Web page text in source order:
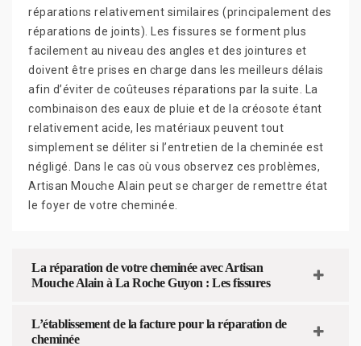
réparations relativement similaires (principalement des
réparations de joints). Les fissures se forment plus
facilement au niveau des angles et des jointures et
doivent être prises en charge dans les meilleurs délais
afin d’éviter de coûteuses réparations par la suite. La
combinaison des eaux de pluie et de la créosote étant
relativement acide, les matériaux peuvent tout
simplement se déliter si l’entretien de la cheminée est
négligé. Dans le cas où vous observez ces problèmes,
Artisan Mouche Alain peut se charger de remettre état
le foyer de votre cheminée.
La réparation de votre cheminée avec Artisan
Mouche Alain à La Roche Guyon : Les fissures
L’établissement de la facture pour la réparation de
cheminée